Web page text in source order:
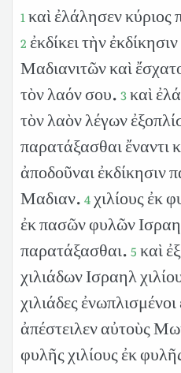
1καὶ ἐλάλησεν
2 ἐκδίκει τὴν
Μαδιανιτῶν καὶ
τὸν λαόν σου. 3καὶ
τὸν λαὸν λέγων
παρατάξασθαι ἔναντι
ἀποδοῦναι ἐκδίκησιν
Μαδιαν. 4χιλίους ἐκ
ἐκ πασῶν φυλῶν
παρατάξασθαι. 5 καὶ
χιλιάδων Ισραηλ
χιλιάδες
ἀπέστειλεν αὐτοὺς
φυλῆς χιλίους ἐκ